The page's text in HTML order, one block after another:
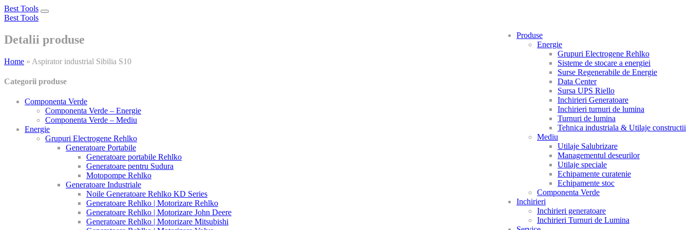
Best Tools
Toggle
Best Tools
Produse
Energie
Grupuri Electrogene Rehlko
Sisteme de stocare a energiei
Surse Regenerabile de Energie
Data Center
Sursa UPS Riello
Inchirieri Generatoare
Inchirieri turnuri de lumina
Turnuri de lumina
Tehnica industriala & Utilaje constructii
Mediu
Utilaje Salubrizare
Managementul deseurilor
Utilaje speciale
Echipamente curatenie
Echipamente stoc
Componenta Verde
Inchirieri
Inchirieri generatoare
Inchirieri Turnuri de Lumina
Detalii produse
Home » Aspirator industrial Sibilia S10
Categorii produse
Componenta Verde
Componenta Verde – Energie
Componenta Verde – Mediu
Energie
Grupuri Electrogene Rehlko
Generatoare Portabile
Generatoare portabile Rehlko
Generatoare pentru Sudura
Motopompe Rehlko
Generatoare Industriale
Noile Generatoare Rehlko KD Series
Generatoare Rehlko | Motorizare Rehlko
Generatoare Rehlko | Motorizare John Deere
Generatoare Rehlko | Motorizare Mitsubishi